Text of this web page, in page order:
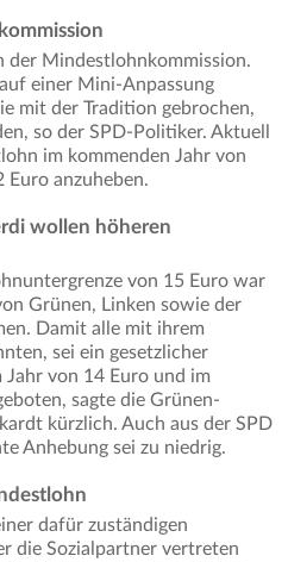
der Mindestlohnkommission.
einer Mini-Anpassung
mit der Tradition gebrochen,
so der SPD-Politiker. Aktuell
im kommenden Jahr von
Euro anzuheben.
wollen höheren
von 15 Euro war
Grünen, Linken sowie der
Damit alle mit ihrem
sei ein gesetzlicher
von 14 Euro und im
sagte die Grünen-
kürzlich. Auch aus der SPD
Anhebung sei zu niedrig.
dafür zuständigen
die Sozialpartner vertreten